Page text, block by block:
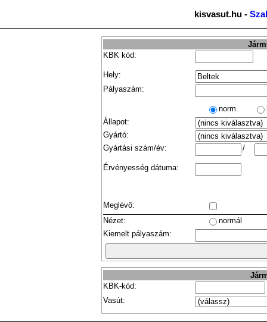
kisvasut.hu -
KBK kód:
Hely:
Pályaszám:
norm.
Állapot:
Gyártó:
Gyártási szám/év:
/
Érvényesség dátuma:
Meglévő:
Nézet:
normál
Kiemelt pályaszám:
KBK-kód:
Vasút: